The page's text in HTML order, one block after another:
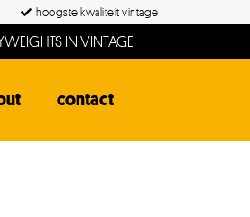
hoogste kwaliteit vintage
IN VINTAGE
contact